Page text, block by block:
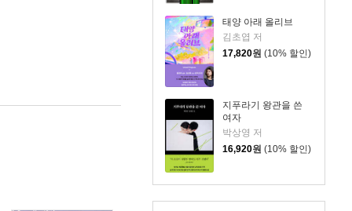
태양 아래 올리브
김초엽 저
17,820원 (10% 할인)
지푸라기 왕관을 쓴
여자
박상영 저
16,920원 (10% 할인)